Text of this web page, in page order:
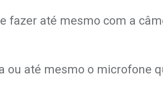
fazer até mesmo com a
ou até mesmo o microfone